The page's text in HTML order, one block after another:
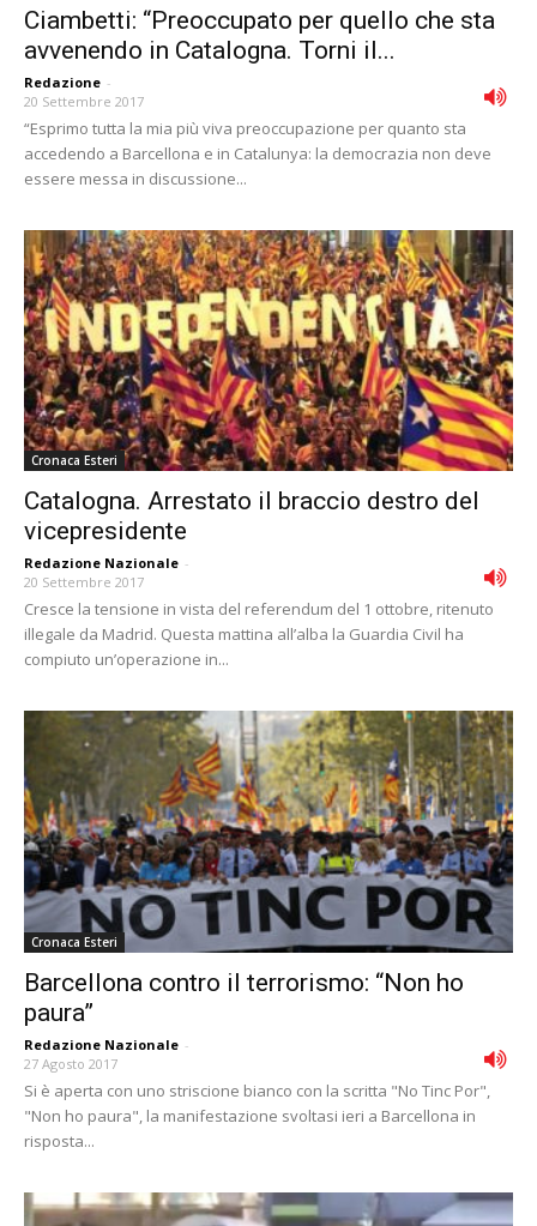
Ciambetti: “Preoccupato per quello che sta
avvenendo in Catalogna. Torni il...
Redazione -
20 Settembre 2017
“Esprimo tutta la mia più viva preoccupazione per quanto sta
accedendo a Barcellona e in Catalunya: la democrazia non deve
essere messa in discussione...
Cronaca Esteri
Catalogna. Arrestato il braccio destro del
vicepresidente
Redazione Nazionale -
20 Settembre 2017
Cresce la tensione in vista del referendum del 1 ottobre, ritenuto
illegale da Madrid. Questa mattina all’alba la Guardia Civil ha
compiuto un’operazione in...
Cronaca Esteri
Barcellona contro il terrorismo: “Non ho
paura”
Redazione Nazionale -
27 Agosto 2017
Si è aperta con uno striscione bianco con la scritta "No Tinc Por",
"Non ho paura", la manifestazione svoltasi ieri a Barcellona in
risposta...